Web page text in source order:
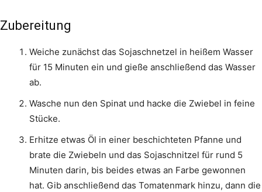
Zubereitung
Weiche zunächst das Sojaschnetzel in heißem Wasser
für 15 Minuten ein und gieße anschließend das Wasser
ab.
Wasche nun den Spinat und hacke die Zwiebel in feine
Stücke.
Erhitze etwas Öl in einer beschichteten Pfanne und
brate die Zwiebeln und das Sojaschnitzel für rund 5
Minuten darin, bis beides etwas an Farbe gewonnen
hat. Gib anschließend das Tomatenmark hinzu, dann die